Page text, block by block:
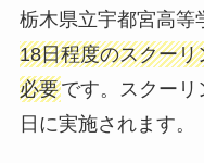
栃木県立宇都宮高等
18日程度のスクー
必要です。スクーリ
日に実施されます。